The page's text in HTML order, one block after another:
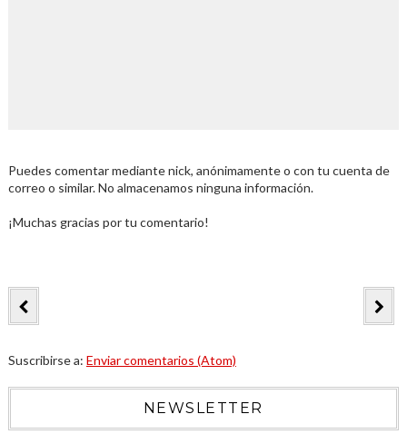
Puedes comentar mediante nick, anónimamente o con tu cuenta de
correo o similar. No almacenamos ninguna información.
¡Muchas gracias por tu comentario!
Suscribirse a: Enviar comentarios (Atom)
NEWSLETTER